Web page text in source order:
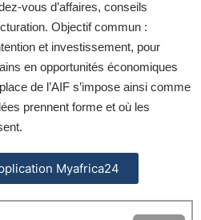
vous d’affaires, conseils
Objectif commun :
et investissement, pour
en opportunités économiques
de l’AIF s’impose ainsi comme
prennent forme et où les
Myafrica24